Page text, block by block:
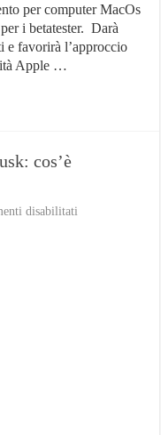
per computer MacOs
i betatester. Darà
e favorirà l’approccio
Apple …
cos’è
disabilitati